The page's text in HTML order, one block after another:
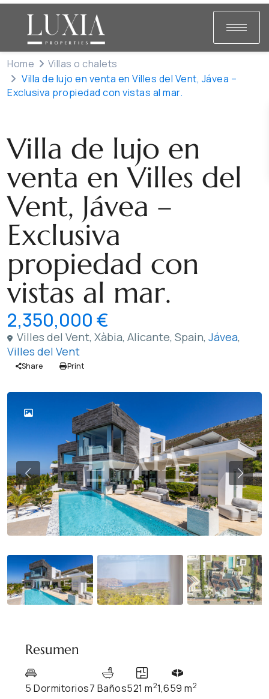
Home
Villas o chalets
Villa de lujo en venta en Villes del Vent, Jávea –
Exclusiva propiedad con vistas al mar.
Villa de lujo en
venta en Villes del
Vent, Jávea –
Exclusiva
propiedad con
vistas al mar.
2,350,000 €
Villes del Vent, Xàbia, Alicante, Spain, Jávea,
Villes del Vent
Share Print
Previous
Resumen
5 Dormitorios7 Baños521 m21,659 m2